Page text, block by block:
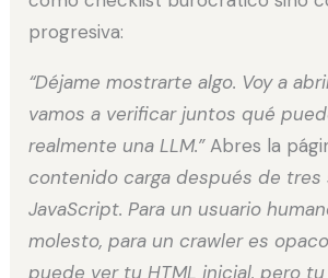
progresiva:
“Déjame mostrarte algo. Voy a
vamos a verificar juntos qué
realmente una LLM.”Abres la
contenido carga después de tres
JavaScript. Para un usuario
molesto, para un crawler es
puede ver tu HTML inicial, pero